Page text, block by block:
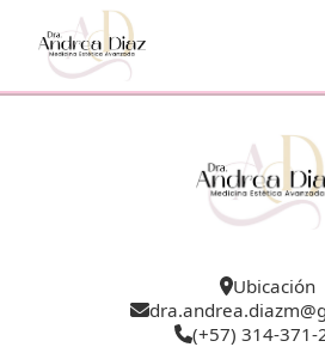
Ubicación
(+57) 314-371-